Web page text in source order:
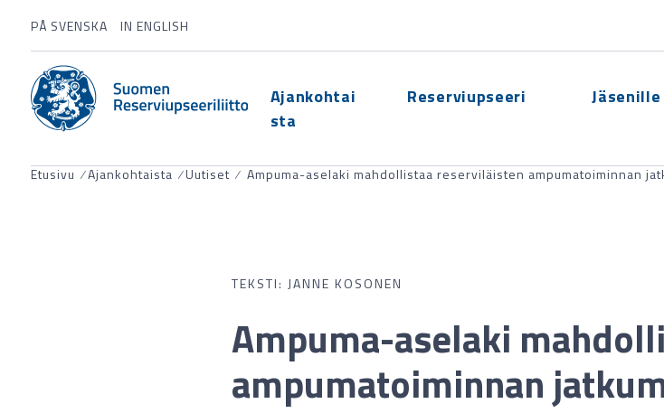
PÅ SVENSKA IN ENGLISH
Ajankohtai
sta
Reserviupseeri Jäsenille
Etusivu ⁄Ajankohtaista ⁄Uutiset ⁄ Ampuma-aselaki mahdollistaa reserviläisten ampumatoiminnan
TEKSTI: JANNE KOSONEN
Ampuma-aselaki
ampumatoiminnan